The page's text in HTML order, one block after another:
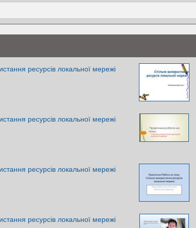
ресурсів локальної мережі
ресурсів локальної мережі
ресурсів локальної мережі
ресурсів локальної мережі